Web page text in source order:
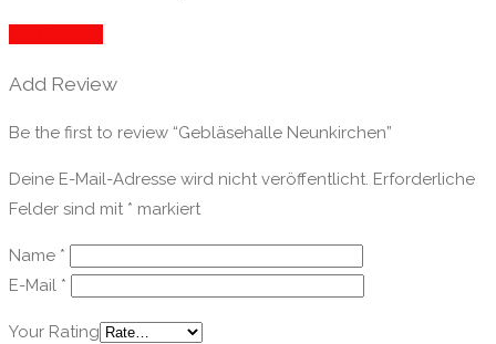
Add Review
Be the first to review “Gebläsehalle Neunkirchen”
Deine E-Mail-Adresse wird nicht veröffentlicht. Erforderliche
Felder sind mit * markiert
Name *
E-Mail *
Your Rating